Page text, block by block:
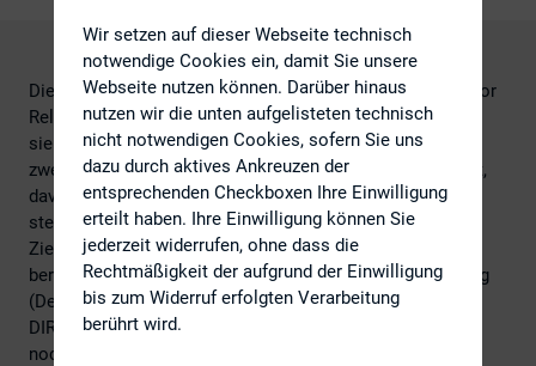
Die Mitgliederversammlung des DIRK – Deutscher Investor
Relations Verband hat am 23. Februar 2018 turnusgemäß
sieben der acht Vorstandspositionen für die kommenden
zwei Jahre gewählt. Nach langjähriger Vorstandstätigkeit,
davon zuletzt vier Jahre als Präsident bzw. Vizepräsident,
stellten sich Dr. Stephan Lowis (innogy SE) und Martin
Ziegenbalg (Deutsche Post AG) nicht mehr zur Wahl. Aus
beruflichen Gründen verzichtete auch Andreas Hagenbring
(Deutsche Lufthansa AG) auf eine erneute Kandidatur als
DIRK-Vorstand. Bei allen dreien bedankt sich der DIRK
nochmals herzlich für ihr jahrelanges Engagement.
Wir setzen auf dieser Webseite technisch
notwendige Cookies ein, damit Sie unsere
Webseite nutzen können. Darüber hinaus
nutzen wir die unten aufgelisteten technisch
nicht notwendigen Cookies, sofern Sie uns
dazu durch aktives Ankreuzen der
entsprechenden Checkboxen Ihre Einwilligung
erteilt haben. Ihre Einwilligung können Sie
jederzeit widerrufen, ohne dass die
Rechtmäßigkeit der aufgrund der Einwilligung
bis zum Widerruf erfolgten Verarbeitung
berührt wird.